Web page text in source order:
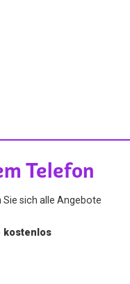
Telefon
Sie sich alle Angebote
kostenlos